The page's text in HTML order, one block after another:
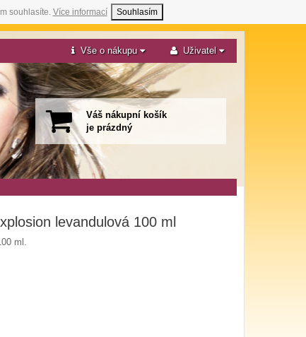
souhlasíte. Více informací Souhlasím
Vše o nákupu Uživatel
Váš nákupní košík
je prázdný
levandulová 100 ml
ml.